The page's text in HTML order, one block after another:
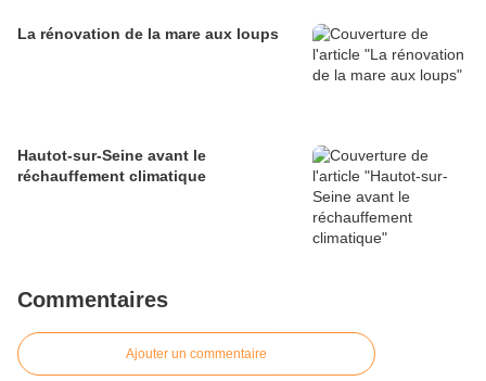
La rénovation de la mare aux loups
Hautot-sur-Seine avant le
réchauffement climatique
Commentaires
Ajouter un commentaire